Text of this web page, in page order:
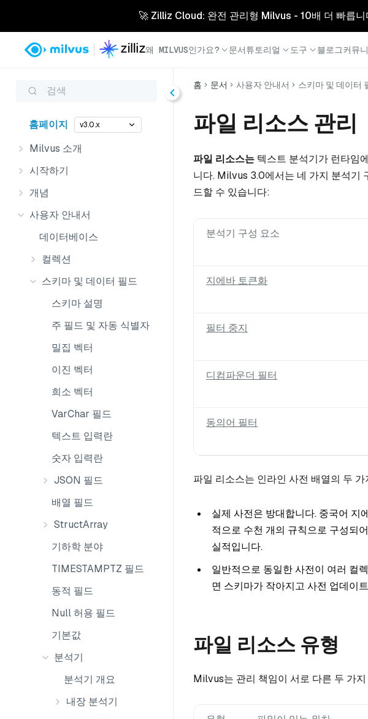
🚀 Zilliz Cloud: 완전 관리형 Milvus - 10배 더 빠릅
왜 MILVUS인가요? 문서튜토리얼 도구 블로그커뮤
검색
홈페이지 v3.0.x
Milvus 소개
시작하기
개념
사용자 안내서
데이터베이스
컬렉션
스키마 및 데이터 필드
스키마 설명
주 필드 및 자동 식별자
밀집 벡터
이진 벡터
희소 벡터
VarChar 필드
텍스트 입력란
숫자 입력란
JSON 필드
배열 필드
StructArray
기하학 분야
TIMESTAMPTZ 필드
동적 필드
Null 허용 필드
기본값
분석기
분석기 개요
내장 분석기
홈 문서 사용자 안내서 스키마 및 데이터
파일 리소스 관리
파일 리소스는 텍스트 분석기가 런타임
니다. Milvus 3.0에서는 네 가지 분석기
드할 수 있습니다:
분석기 구성 요소
지에바 토큰화
필터 중지
디컴파운더 필터
동의어 필터
파일 리소스는 인라인 사전 배열의 두
실제 사전은 방대합니다. 중국어 지
적으로 수천 개의 규칙으로 구성되
실적입니다.
일반적으로 동일한 사전이 여러 컬
면 스키마가 작아지고 사전 업데이
파일 리소스 유형
Milvus는 관리 책임이 서로 다른 두 가